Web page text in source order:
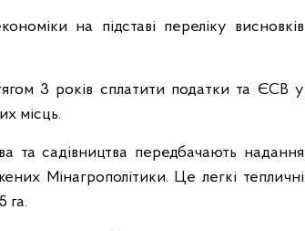
на підставі переліку висновків
3 років сплатити податки та ЄСВ у
місць.
та садівництва передбачають надання
Мінагрополітики. Це легкі тепличні
га.